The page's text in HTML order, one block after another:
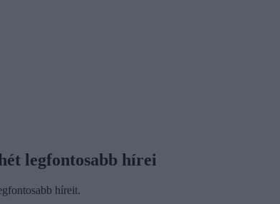
legfontosabb hírei
híreit.